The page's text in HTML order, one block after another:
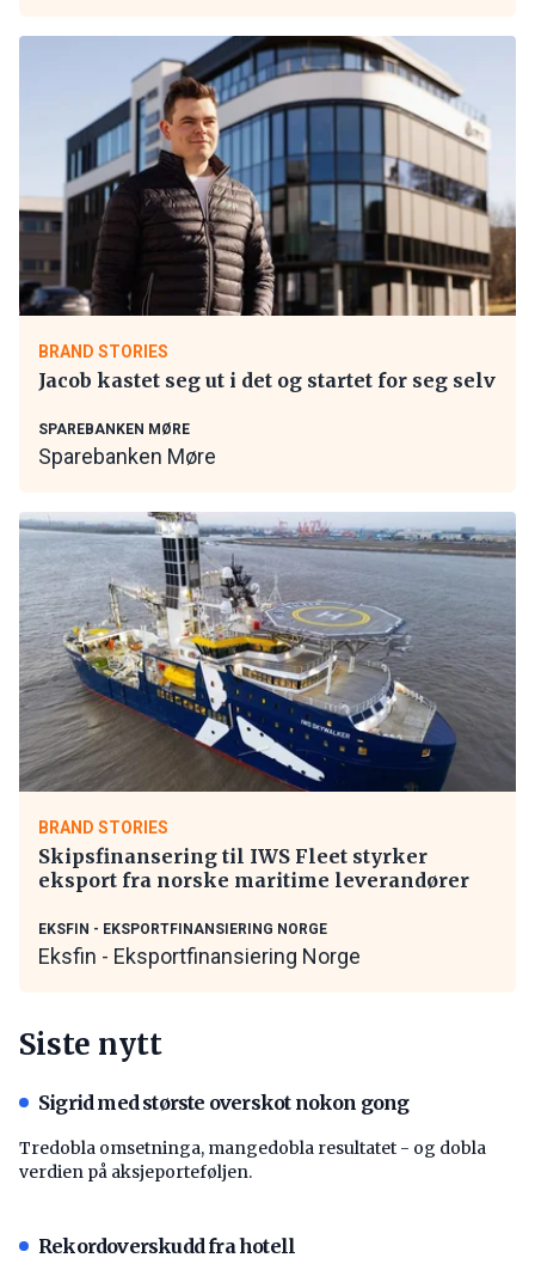
BRAND STORIES
Jacob kastet seg ut i det og startet for seg selv
SPAREBANKEN MØRE
Sparebanken Møre
BRAND STORIES
Skipsfinansering til IWS Fleet styrker
eksport fra norske maritime leverandører
EKSFIN - EKSPORTFINANSIERING NORGE
Eksfin - Eksportfinansiering Norge
Siste nytt
Sigrid med største overskot nokon gong
Tredobla omsetninga, mangedobla resultatet - og dobla
verdien på aksjeporteføljen.
Rekordoverskudd fra hotell